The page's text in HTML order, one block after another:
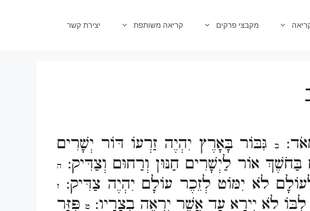
מקבצי פרקים קריאה משותפת יצירת קשר
בגִּבּוֹר בָּאָרֶץ יִהְיֶה זַרְעוֹ דּוֹר יְשָׁרִים
בַּחֹשֶׁךְ אוֹר לַיְשָׁרִים חַנּוּן וְרַחוּם וְצַדִּיק: ה
לֹא יִמּוֹט לְזֵכֶר עוֹלָם יִהְיֶה צַדִּיק: ז
לֹא יִירָא עַד אֲשֶׁר יִרְאֶה בְצָרָיו: ט פִּזַּר